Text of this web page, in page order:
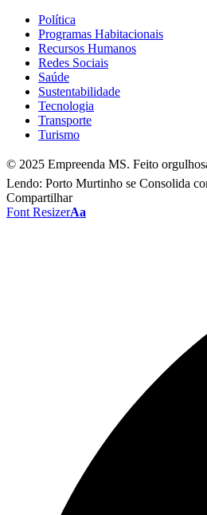
Política
Programas Habitacionais
Recursos Humanos
Redes Sociais
Saúde
Sustentabilidade
Tecnologia
Transporte
Turismo
© 2025 Empreenda MS. Feito
Lendo: Porto Murtinho se Consolida
Compartilhar
Font ResizerAa